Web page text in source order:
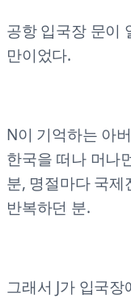
공항 입국장 문이
만이었다.
N이 기억하는 아
한국을 떠나 머나
분, 명절마다 국
반복하던 분.
그래서 J가 입국